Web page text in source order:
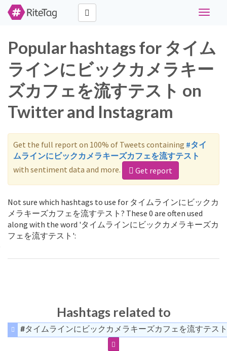
Toggle
Popular hashtags for タイム
ラインにビックカメラキー
ズカフェを流すテスト on
Twitter and Instagram
Get the full report on 100% of Tweets containing #タイ
ムラインにビックカメラキーズカフェを流すテスト
with sentiment data and more.
Get report
Not sure which hashtags to use for タイムラインにビックカ
メラキーズカフェを流すテスト? These 0 are often used
along with the word 'タイムラインにビックカメラキーズカ
フェを流すテスト':
Hashtags related to
#タイムラインにビックカメラキーズカフェを流すテス